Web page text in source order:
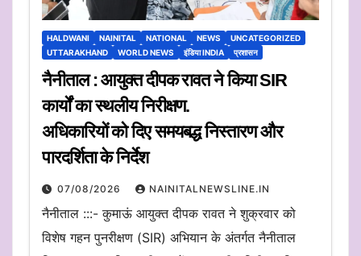
HALDWANI NAINITAL NATIONAL NEWS
UNCATEGORIZED
UTTARAKHAND
WORLD NEWS इंडिया INDIA प्रशासन
नैनीताल : आयुक्त दीपक रावत ने किया SIR
कार्यों का स्थलीय निरीक्षण.
अधिकारियों को दिए समयबद्ध निस्तारण और
पारदर्शिता के निर्देश
07/08/2026 NAINITALNEWSLINE.IN
नैनीताल :::- कुमाऊं आयुक्त दीपक रावत ने शुक्रवार को
विशेष गहन पुनरीक्षण (SIR) अभियान के अंतर्गत नैनीताल